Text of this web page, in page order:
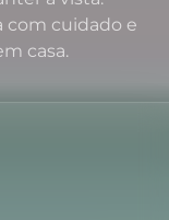
com cuidado e
casa.